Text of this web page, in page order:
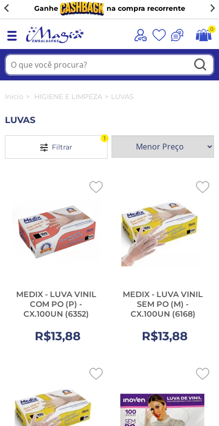
(11) 98944-9091
0
Inicio HIGIENE E LIMPEZA LUVAS
LUVAS
Filtrar
1
MEDIX - LUVA VINIL
COM PO (P) -
CX.100UN (6352)
R$13,88
MEDIX - LUVA VINIL
SEM PO (M) -
CX.100UN (6168)
R$13,88